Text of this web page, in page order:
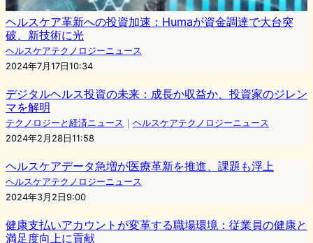
ヘルスケア革新への投資加速：Humaが資金調達で大台突
破、新技術に光
ヘルスケアテクノロジーニュース
2024年7月17日10:34
デジタルヘルス投資の未来：成長か収益か、投資家のジレン
マを解明
テクノロジーと経済ニュース ｜ ヘルスケアテクノロジーニュース
2024年2月28日11:58
ヘルスケアデータ急増が医療革新を推進、課題も浮上
ヘルスケアテクノロジーニュース
2024年3月2日9:00
健康支払いアカウントが変革する職場環境：従業員の健康と
満足度向上に貢献